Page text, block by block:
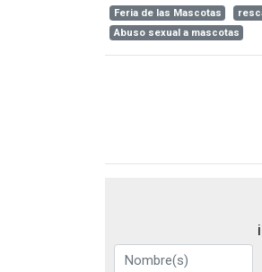
Feria de las Mascotas
Abuso sexual a mascotas